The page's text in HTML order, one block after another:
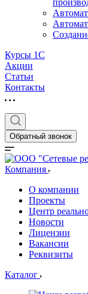
Курсы 1С
Акции
Статьи
Контакты
Обратный звонок
Компания
О компании
Проекты
Центр
Новости
Лицензии
Вакансии
Реквизиты
Каталог